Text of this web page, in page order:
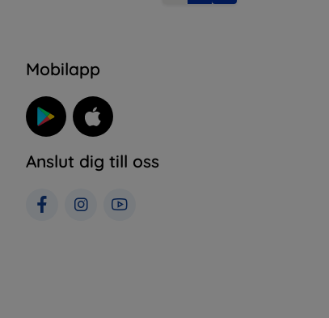
Mobilapp
Anslut dig till oss